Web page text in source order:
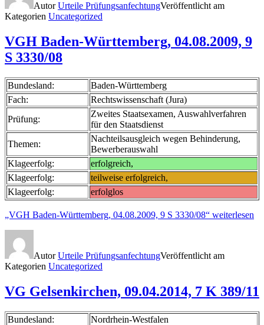
AutorUrteile PrüfungsanfechtungVeröffentlicht am
Kategorien Uncategorized
VGH Baden-Württemberg, 04.08.2009, 9
S 3330/08
Bundesland:
Baden-Württemberg
Fach:
Rechtswissenschaft (Jura)
Prüfung:
Zweites Staatsexamen, Auswahlverfahren
für den Staatsdienst
Themen:
Nachteilsausgleich wegen Behinderung,
Bewerberauswahl
Klageerfolg:
erfolgreich,
Klageerfolg:
teilweise erfolgreich,
Klageerfolg:
erfolglos
„VGH Baden-Württemberg, 04.08.2009, 9 S 3330/08“ weiterlesen
AutorUrteile PrüfungsanfechtungVeröffentlicht am
Kategorien Uncategorized
VG Gelsenkirchen, 09.04.2014, 7 K 389/11
Bundesland:
Nordrhein-Westfalen